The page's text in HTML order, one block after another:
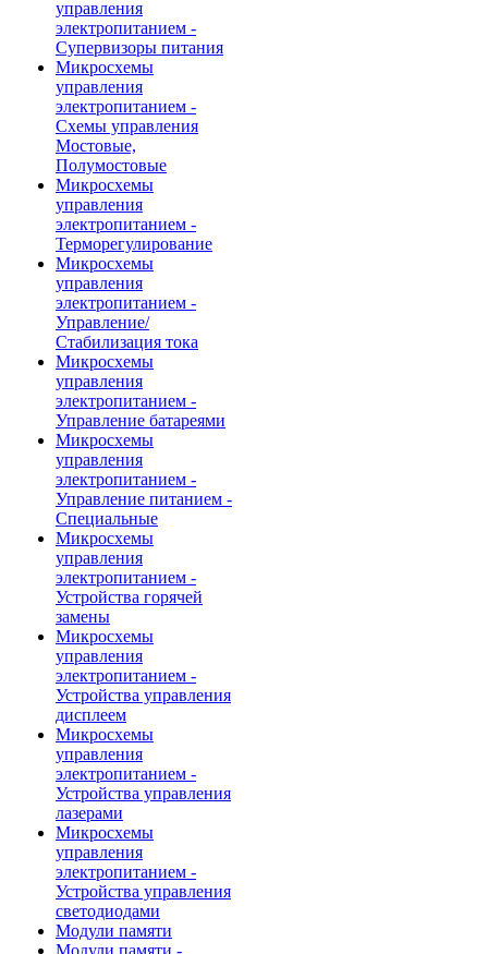
управления
электропитанием -
Супервизоры питания
Микросхемы
управления
электропитанием -
Схемы управления
Мостовые,
Полумостовые
Микросхемы
управления
электропитанием -
Терморегулирование
Микросхемы
управления
электропитанием -
Управление/
Стабилизация тока
Микросхемы
управления
электропитанием -
Управление батареями
Микросхемы
управления
электропитанием -
Управление питанием -
Специальные
Микросхемы
управления
электропитанием -
Устройства горячей
замены
Микросхемы
управления
электропитанием -
Устройства управления
дисплеем
Микросхемы
управления
электропитанием -
Устройства управления
лазерами
Микросхемы
управления
электропитанием -
Устройства управления
светодиодами
Модули памяти
Модули памяти -